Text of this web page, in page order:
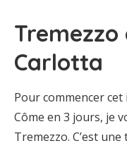
Carlotta
Pour commencer
Côme en 3 jours, je
Tremezzo. C’est